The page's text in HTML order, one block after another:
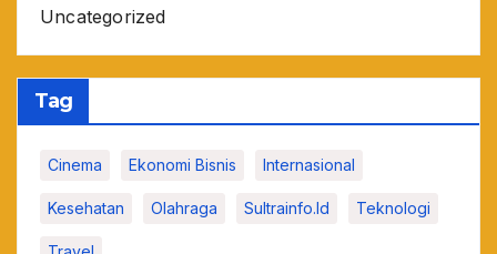
Uncategorized
Tag
Cinema Ekonomi Bisnis Internasional
Kesehatan Olahraga Sultrainfo.id Teknologi